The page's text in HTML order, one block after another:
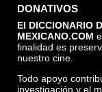
DONATIVOS
El DICCIONARIO
MEXICANO.COM
finalidad es
nuestro cine.
Todo apoyo
investigación y el